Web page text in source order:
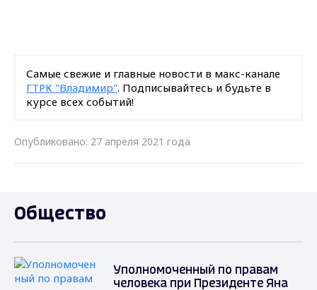
Самые свежие и главные новости в макс-канале
ГТРК "Владимир". Подписывайтесь и будьте в
курсе всех событий!
Опубликовано: 27 апреля 2021 года
Общество
Уполномоченный по правам
человека при Президенте Яна